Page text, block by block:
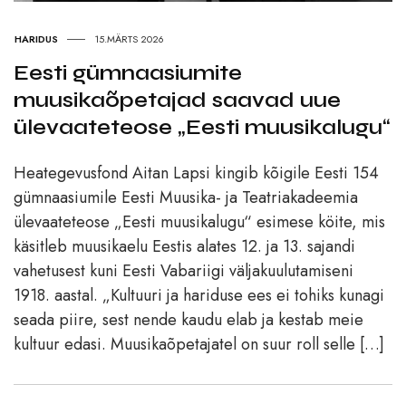
HARIDUS 15.MÄRTS 2026
Eesti gümnaasiumite
muusikaõpetajad saavad uue
ülevaateteose „Eesti muusikalugu“
Heategevusfond Aitan Lapsi kingib kõigile Eesti 154
gümnaasiumile Eesti Muusika- ja Teatriakadeemia
ülevaateteose „Eesti muusikalugu“ esimese köite, mis
käsitleb muusikaelu Eestis alates 12. ja 13. sajandi
vahetusest kuni Eesti Vabariigi väljakuulutamiseni
1918. aastal. „Kultuuri ja hariduse ees ei tohiks kunagi
seada piire, sest nende kaudu elab ja kestab meie
kultuur edasi. Muusikaõpetajatel on suur roll selle […]